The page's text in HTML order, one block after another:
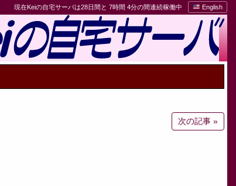
現在Keiの自宅サーバは28日間と 7時間 4分の間連続稼働中 English
次の記事 »